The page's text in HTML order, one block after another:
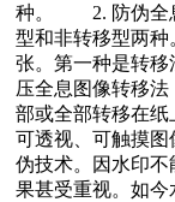
种。 2. 防伪全
型和非转移型两
张。第一种是转
压全息图像转移
部或全部转移在
可透视、可触摸
伪技术。因水印
果甚受重视。如今